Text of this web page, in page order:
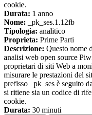
cookie.
Durata: 1 anno
Nome: _pk_ses.1.12fb
Tipologia: analitico
Proprieta: Prime Parti
Descrizione: Questo nome
analisi web open source
proprietari di siti Web a
misurare le prestazioni del
prefisso _pk_ses è seguito
si ritiene sia un codice di
cookie.
Durata: 30 minuti